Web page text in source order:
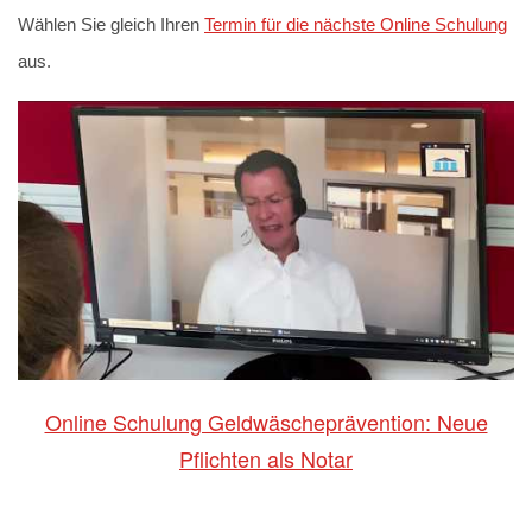
Wählen Sie gleich Ihren Termin für die nächste Online Schulung
aus.
Online Schulung Geldwäscheprävention: Neue
Pflichten als Notar